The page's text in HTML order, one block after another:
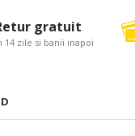
gratuit
14 zile si banii inapoi